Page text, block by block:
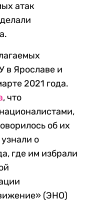
атак
в Ярославе и
2021 года.
, что
об их
о
где им избрали
(ЭНО)